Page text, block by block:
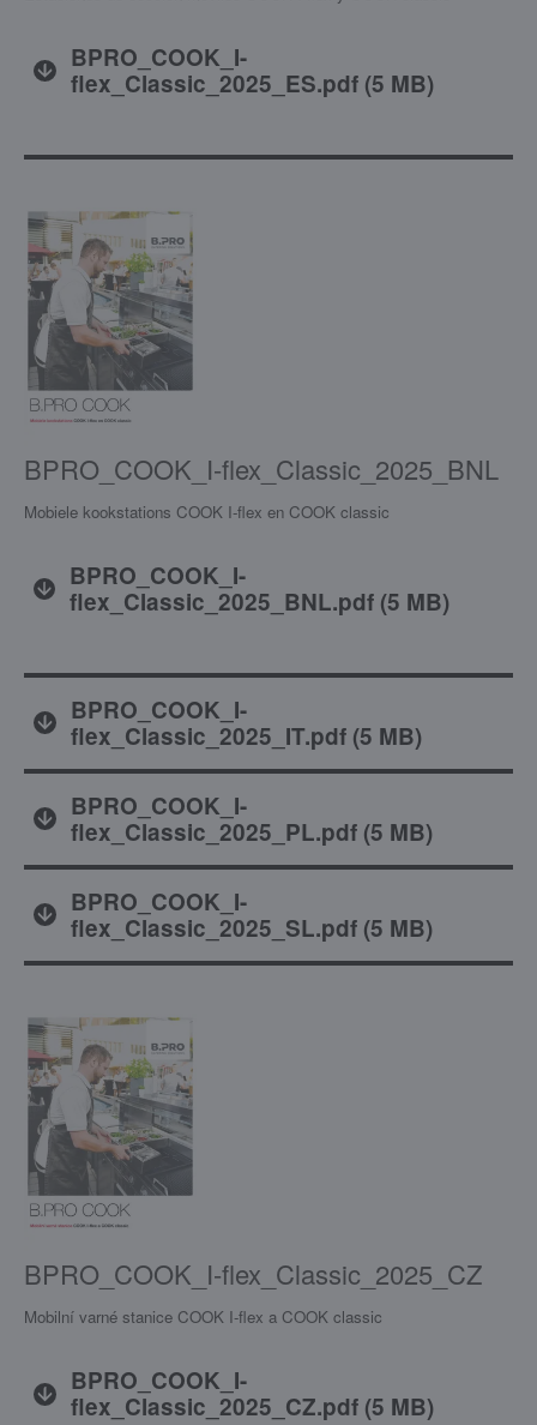
BPRO_COOK_I-
flex_Classic_2025_ES.pdf(5 MB)
BPRO_COOK_I-flex_Classic_2025_BNL
Mobiele kookstations COOK I-flex en COOK classic
BPRO_COOK_I-
flex_Classic_2025_BNL.pdf (5 MB)
BPRO_COOK_I-
flex_Classic_2025_IT.pdf (5 MB)
BPRO_COOK_I-
flex_Classic_2025_PL.pdf(5 MB)
BPRO_COOK_I-
flex_Classic_2025_SL.pdf(5 MB)
BPRO_COOK_I-flex_Classic_2025_CZ
Mobilní varné stanice COOK I-flex a COOK classic
BPRO_COOK_I-
flex_Classic_2025_CZ.pdf(5 MB)